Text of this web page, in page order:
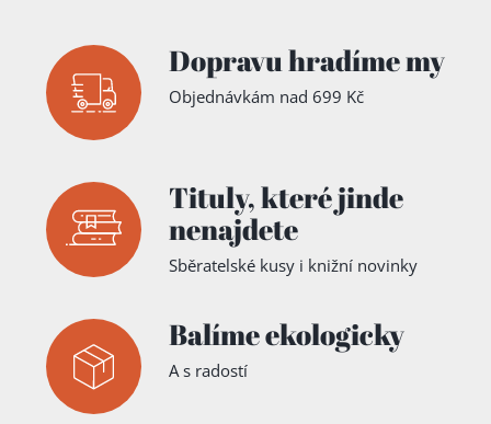
Dopravu hradíme my
Objednávkám nad 699 Kč
Tituly,které jinde
nenajdete
Sběratelské kusy i knižní novinky
Balíme ekologicky
A s radostí